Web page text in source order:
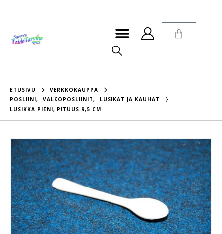
ETUSIVU
VERKKOKAUPPA
POSLIINI, VALKOPOSLIINIT,
LUSIKAT JA KAUHAT
LUSIKKA PIENI, PITUUS 9,5 CM